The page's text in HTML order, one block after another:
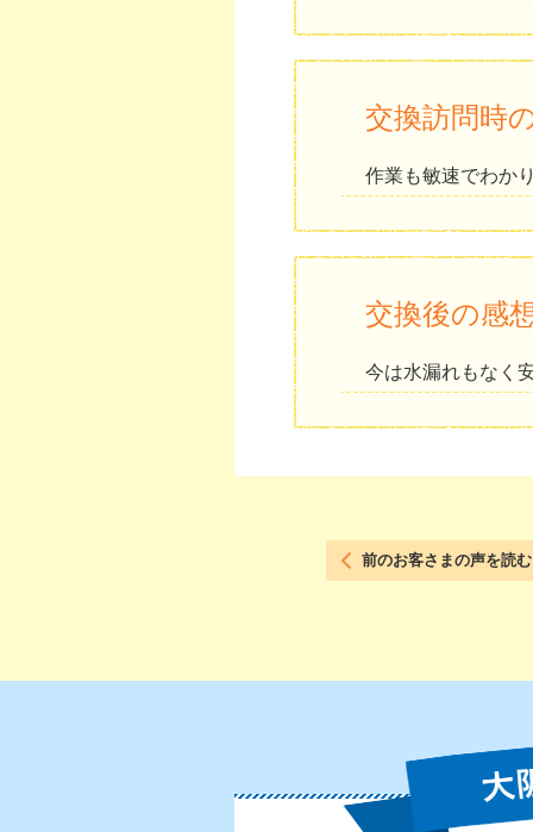
交換訪問時
作業も敏速でわか
交換後の感
今は水漏れもなく
前のお客さまの声を読む